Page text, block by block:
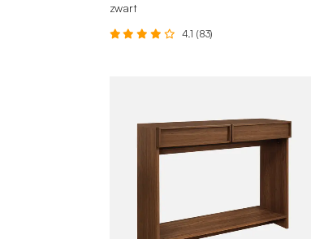
zwart
4.1 (83)